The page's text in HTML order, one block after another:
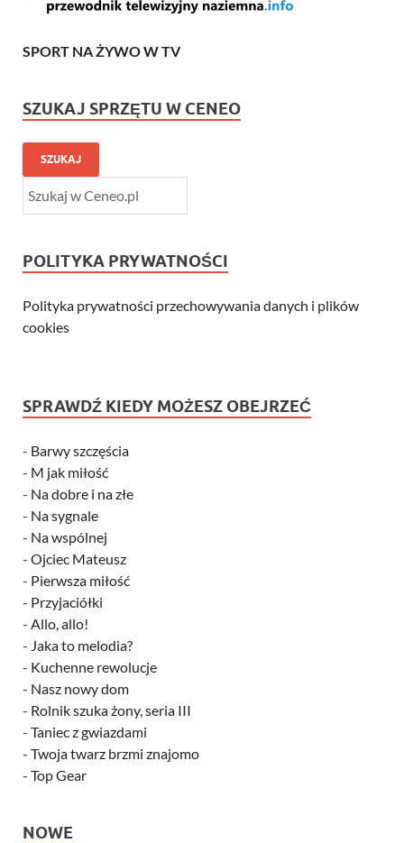
SPORT NA ŻYWO W TV
SZUKAJ SPRZĘTU W CENEO
SZUKAJ
POLITYKA PRYWATNOŚCI
Polityka prywatności przechowywania danych i plików
cookies
SPRAWDŹ KIEDY MOŻESZ OBEJRZEĆ
- Barwy szczęścia
- M jak miłość
- Na dobre i na złe
- Na sygnale
- Na wspólnej
- Ojciec Mateusz
- Pierwsza miłość
- Przyjaciółki
- Allo, allo!
- Jaka to melodia?
- Kuchenne rewolucje
- Nasz nowy dom
- Rolnik szuka żony, seria III
- Taniec z gwiazdami
- Twoja twarz brzmi znajomo
- Top Gear
NOWE